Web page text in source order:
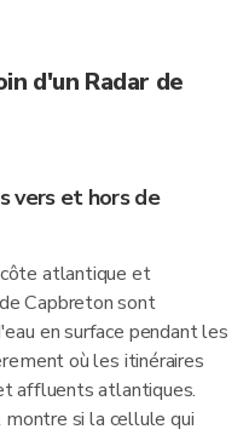
d'un Radar de
vers et hors de
atlantique et
Capbreton sont
en surface pendant les
où les itinéraires
affluents atlantiques.
si la cellule qui